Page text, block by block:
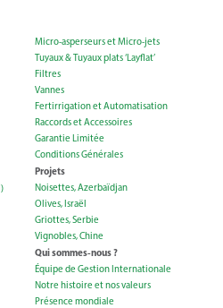
Micro-asperseurs et Micro-jets
Tuyaux & Tuyaux plats ‘Layflat’
Filtres
Vannes
Fertirrigation et Automatisation
Raccords et Accessoires
Garantie Limitée
Conditions Générales
Projets
Noisettes, Azerbaïdjan
Olives, Israël
Griottes, Serbie
Vignobles, Chine
Qui sommes-nous ?
Équipe de Gestion Internationale
Notre histoire et nos valeurs
Présence mondiale